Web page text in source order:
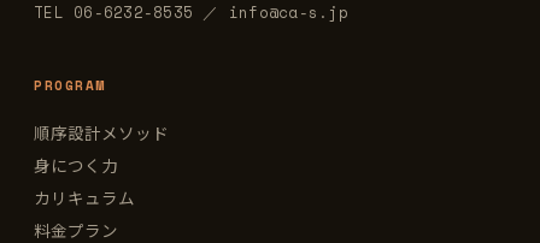
TEL 06-6232-8535 ／ info@ca-s.jp
PROGRAM
順序設計メソッド
身につく力
カリキュラム
料金プラン